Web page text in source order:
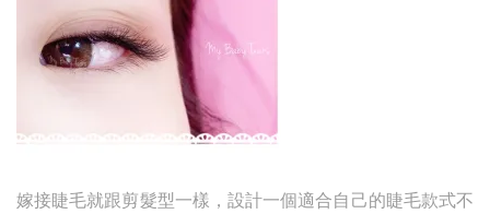
嫁接睫毛就跟剪髮型一樣，設計一個適合自己的睫毛款式不